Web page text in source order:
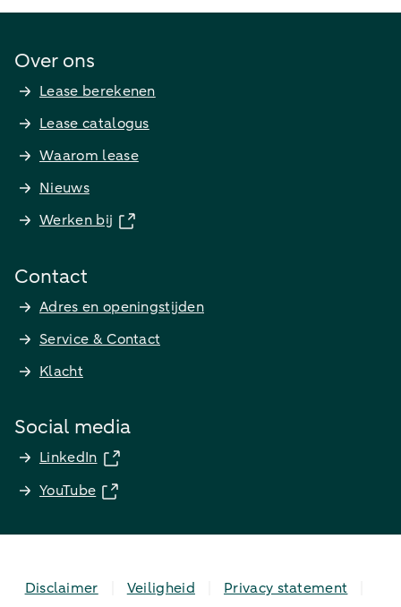
Over ons
Lease berekenen
Lease catalogus
Waarom lease
Nieuws
Werken bij
Contact
Adres en openingstijden
Service & Contact
Klacht
Social media
LinkedIn
YouTube
Disclaimer Veiligheid Privacy statement